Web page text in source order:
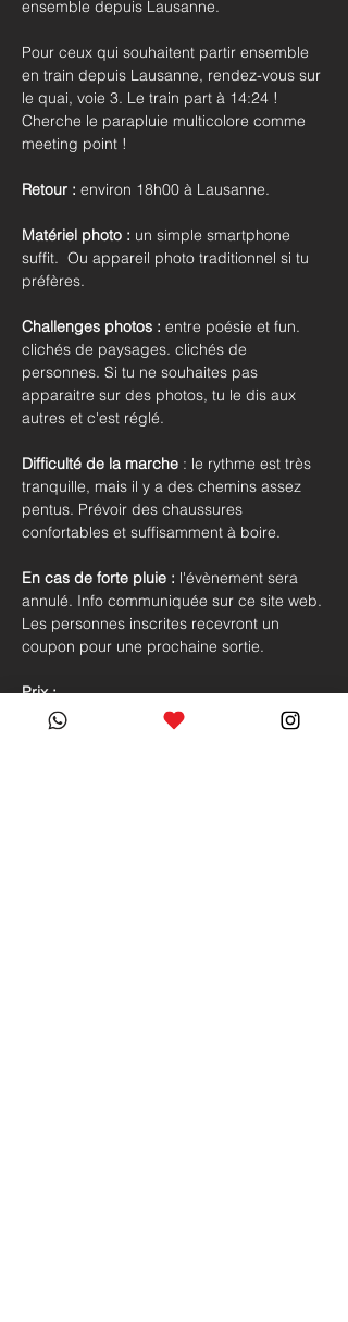
ensemble depuis Lausanne.
Pour ceux qui souhaitent partir ensemble
en train depuis Lausanne, rendez-vous sur
le quai, voie 3. Le train part à 14:24 !
Cherche le parapluie multicolore comme
meeting point !
Retour : environ 18h00 à Lausanne.
Matériel photo : un simple smartphone
suffit.  Ou appareil photo traditionnel si tu
préfères.
Challenges photos : entre poésie et fun.
clichés de paysages. clichés de
personnes. Si tu ne souhaites pas
apparaitre sur des photos, tu le dis aux
autres et c'est réglé.
Difficulté de la marche : le rythme est très
tranquille, mais il y a des chemins assez
pentus. Prévoir des chaussures
confortables et suffisamment à boire.
En cas de forte pluie : l'évènement sera
annulé. Info communiquée sur ce site web.
Les personnes inscrites recevront un
coupon pour une prochaine sortie.
Prix :
early birds :
jusqu'au 15 septembre